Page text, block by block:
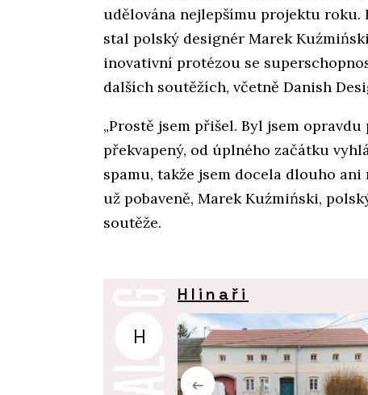
udělována nejlepšímu projektu roku.
stal polský designér Marek
inovativní protézou se
dalších soutěžích, včetně Danish
„Prostě jsem přišel. Byl jsem
překvapený, od úplného začátku
spamu, takže jsem docela dlouho ani
už pobaveně, Marek Kuźmiński,
soutěže.
H
Hlinaři